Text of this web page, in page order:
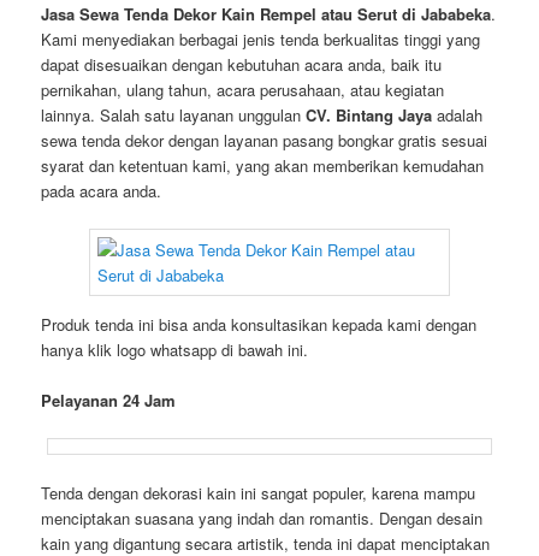
Jasa Sewa Tenda Dekor Kain Rempel atau Serut di Jababeka.
Kami menyediakan berbagai jenis tenda berkualitas tinggi yang
dapat disesuaikan dengan kebutuhan acara anda, baik itu
pernikahan, ulang tahun, acara perusahaan, atau kegiatan
lainnya. Salah satu layanan unggulanCV. Bintang Jaya adalah
sewa tenda dekor dengan layanan pasang bongkar gratis sesuai
syarat dan ketentuan kami, yang akan memberikan kemudahan
pada acara anda.
Produk tenda ini bisa anda konsultasikan kepada kami dengan
hanya klik logo whatsapp di bawah ini.
Pelayanan 24 Jam
Tenda dengan dekorasi kain ini sangat populer, karena mampu
menciptakan suasana yang indah dan romantis. Dengan desain
kain yang digantung secara artistik, tenda ini dapat menciptakan